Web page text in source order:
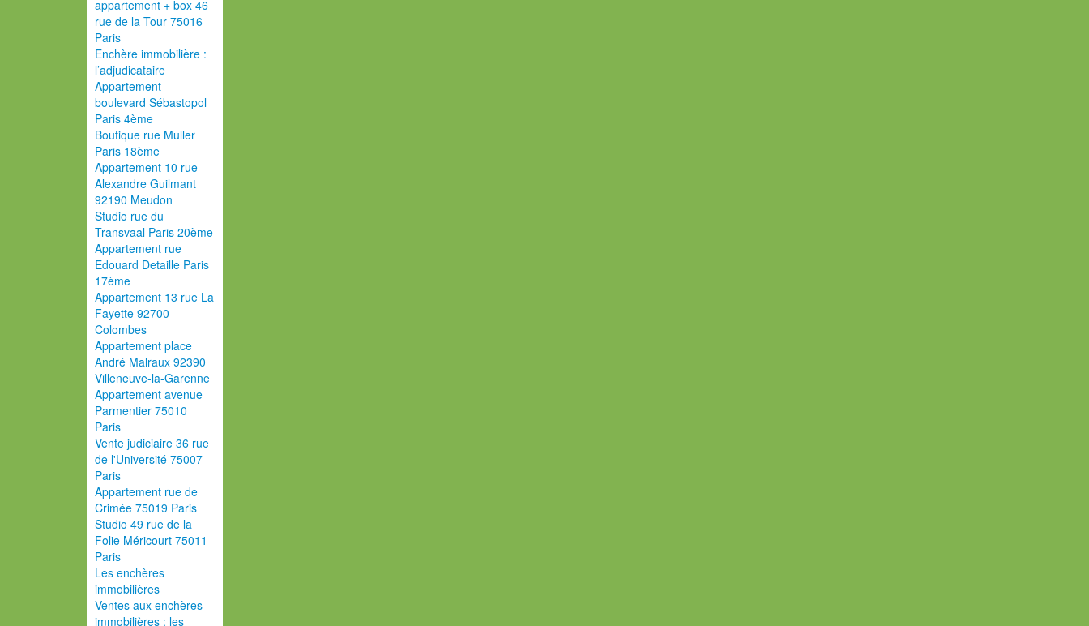
appartement + box 46
rue de la Tour 75016
Paris
Enchère immobilière :
l’adjudicataire
Appartement
boulevard Sébastopol
Paris 4ème
Boutique rue Muller
Paris 18ème
Appartement 10 rue
Alexandre Guilmant
92190 Meudon
Studio rue du
Transvaal Paris 20ème
Appartement rue
Edouard Detaille Paris
17ème
Appartement 13 rue La
Fayette 92700
Colombes
Appartement place
André Malraux 92390
Villeneuve-la-Garenne
Appartement avenue
Parmentier 75010
Paris
Vente judiciaire 36 rue
de l'Université 75007
Paris
Appartement rue de
Crimée 75019 Paris
Studio 49 rue de la
Folie Méricourt 75011
Paris
Les enchères
immobilières
Ventes aux enchères
immobilières : les